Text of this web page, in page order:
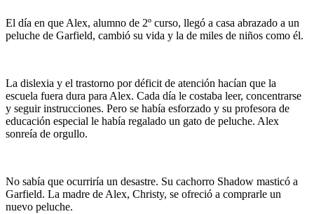
El día en que Alex, alumno de 2º curso, llegó a casa abrazado a un
peluche de Garfield, cambió su vida y la de miles de niños como él.
La dislexia y el trastorno por déficit de atención hacían que la
escuela fuera dura para Alex. Cada día le costaba leer, concentrarse
y seguir instrucciones. Pero se había esforzado y su profesora de
educación especial le había regalado un gato de peluche. Alex
sonreía de orgullo.
No sabía que ocurriría un desastre. Su cachorro Shadow masticó a
Garfield. La madre de Alex, Christy, se ofreció a comprarle un
nuevo peluche.